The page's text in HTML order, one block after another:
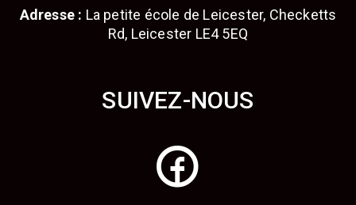
Adresse : La petite école de Leicester, Checketts
Rd, Leicester LE4 5EQ
SUIVEZ-NOUS